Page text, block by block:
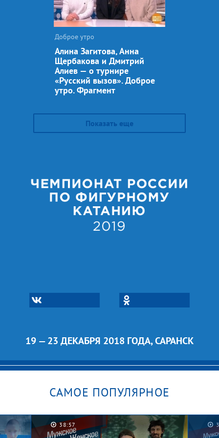
Доброе утро
Алина Загитова, Анна
Щербакова и Дмитрий
Алиев — о турнире
«Русский вызов». Доброе
утро. Фрагмент
Показать еще
19 — 23 ДЕКАБРЯ 2018 ГОДА, САРАНСК
САМОЕ ПОПУЛЯРНОЕ
38:57